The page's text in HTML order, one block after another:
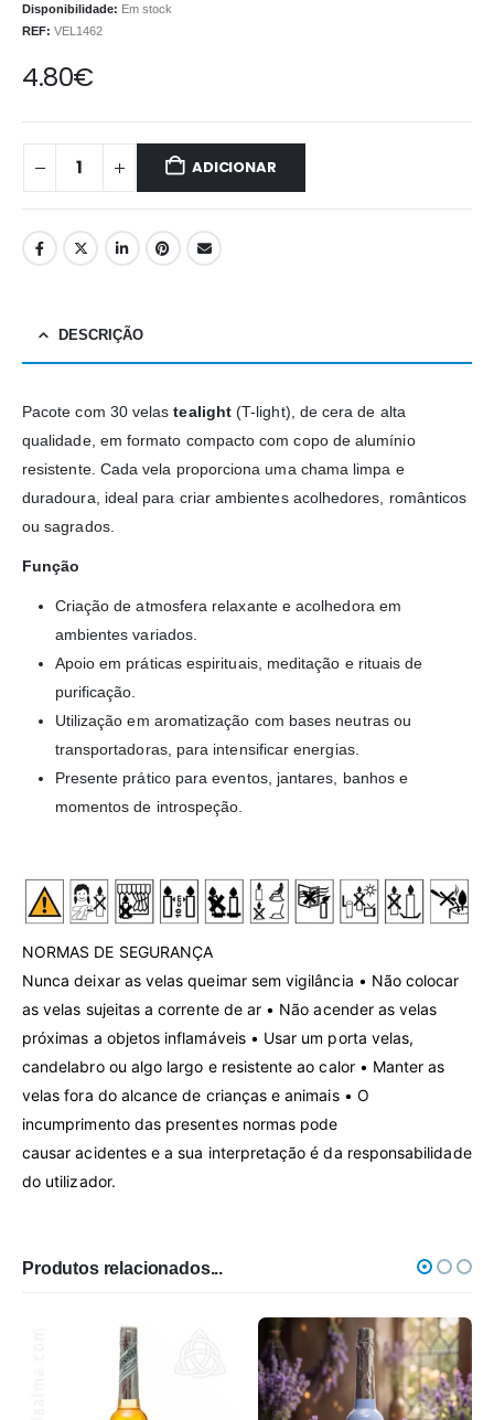
Disponibilidade: Em stock
REF: VEL1462
4.80€
ADICIONAR
DESCRIÇÃO
Pacote com 30 velastealight(T-light), de cera de alta
qualidade, em formato compacto com copo de alumínio
resistente. Cada vela proporciona uma chama limpa e
duradoura, ideal para criar ambientes acolhedores, românticos
ou sagrados.
Função
Criação de atmosfera relaxante e acolhedora em
ambientes variados.
Apoio em práticas espirituais, meditação e rituais de
purificação.
Utilização em aromatização com bases neutras ou
transportadoras, para intensificar energias.
Presente prático para eventos, jantares, banhos e
momentos de introspeção.
NORMAS DE SEGURANÇA
Nunca deixar as velas queimar sem vigilância • Não colocar
as velas sujeitas a corrente de ar • Não acender as velas
próximas a objetos inflamáveis • Usar um porta velas,
candelabro ou algo largo e resistente ao calor • Manter as
velas fora do alcan­ce de crianças e animais • O
incumprimento das presen­tes normas pode
causar acidentes e a sua inter­pretação é da responsabilidade
do utilizador.
Produtos relacionados...
-16%